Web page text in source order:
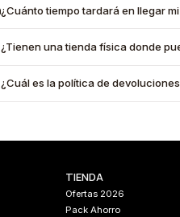
¿Cuánto tiempo tardará en llegar
¿Tienen una tienda física donde
¿Cuál es la política de
TIENDA
Ofertas 2026
Pack Ahorro